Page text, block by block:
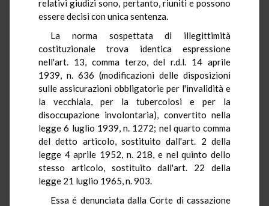
relativi giudizi sono, pertanto, riuniti e possono
essere decisi con unica sentenza.
La norma sospettata di illegittimità
costituzionale trova identica espressione
nell'art. 13, comma terzo, del r.d.l. 14 aprile
1939, n. 636 (modificazioni delle disposizioni
sulle assicurazioni obbligatorie per l'invalidità e
la vecchiaia, per la tubercolosi e per la
disoccupazione involontaria), convertito nella
legge 6 luglio 1939, n. 1272; nel quarto comma
del detto articolo, sostituito dall'art. 2 della
legge 4 aprile 1952, n. 218, e nel quinto dello
stesso articolo, sostituito dall'art. 22 della
legge 21 luglio 1965, n. 903.
Essa é denunciata dalla Corte di cassazione